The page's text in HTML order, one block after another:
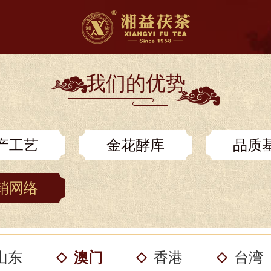
我们的优势
工艺 金花酵库 品质
网络
东 澳门 香港 台湾